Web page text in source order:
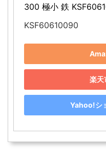
300 極小 鉄
KSF60610090
楽天
Yahoo!シ